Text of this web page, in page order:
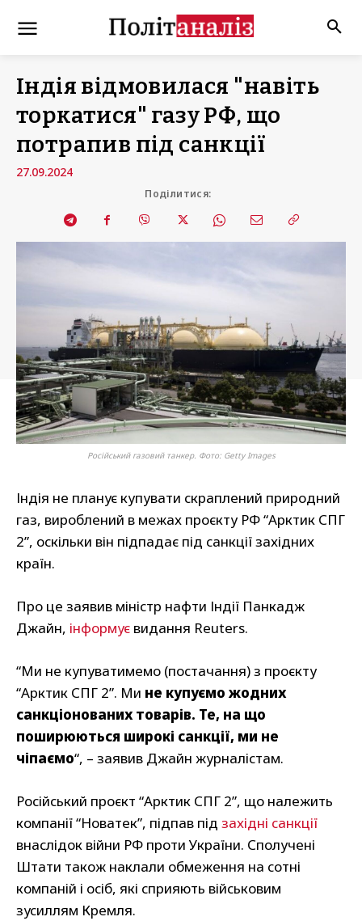
Індія відмовилася "навіть
торкатися" газу РФ, що
потрапив під санкції
27.09.2024
Поділитися:
Російський газовий танкер. Фото: Getty Images
Індія не планує купувати скраплений природний
газ, вироблений в межах проєкту РФ “Арктик СПГ
2”, оскільки він підпадає під санкції західних
країн.
Про це заявив міністр нафти Індії Панкадж
Джайн, інформує видання Reuters.
“Ми не купуватимемо (постачання) з проєкту
“Арктик СПГ 2”. Ми не купуємо жодних
санкціонованих товарів. Те, на що
поширюються широкі санкції, ми не
чіпаємо“, – заявив Джайн журналістам.
Російський проєкт “Арктик СПГ 2”, що належить
компанії “Новатек”, підпав під західні санкції
внаслідок війни РФ проти України. Сполучені
Штати також наклали обмеження на сотні
компаній і осіб, які сприяють військовим
зусиллям Кремля.